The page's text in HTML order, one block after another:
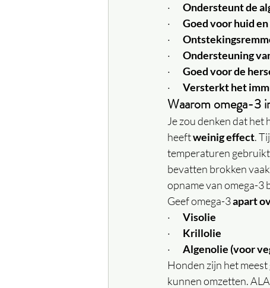
· Ondersteunt de
· Goed voor huid
·
· Ondersteuning
· Goed voor de
· Versterkt het
Waarom omega-3
Je zou denken dat
heeft weinig effect.
temperaturen
bevatten brokken vaak
opname van omega-3
Geef omega-3 apart
· Visolie
· Krillolie
· Algenolie (voor
Honden zijn het meest
kunnen omzetten.